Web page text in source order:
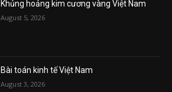
Khủng hoảng kim cương vàng Việt Nam
August 5, 2026
Bài toán kinh tế Việt Nam
August 3, 2026